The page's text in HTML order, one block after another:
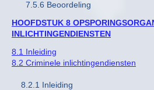
7.5.6 Beoordeling
HOOFDSTUK 8
INLICHTINGENDIENSTEN
8.1 Inleiding
8.2 Criminele inlichtingendiensten
8.2.1 Inleiding